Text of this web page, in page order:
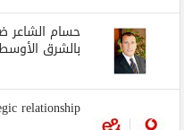
حسام الشاعر
بالشرق
relationship